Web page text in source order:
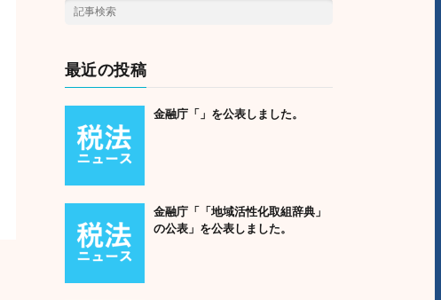
最近の投稿
金融庁「」を公表しました。
金融庁「「地域活性化取組辞典」
の公表」を公表しました。